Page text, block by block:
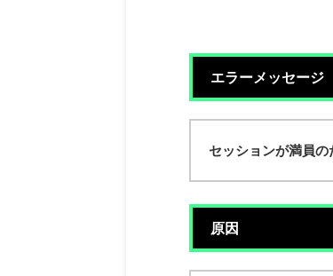
エラーメッセージ
セッションが満員の
原因